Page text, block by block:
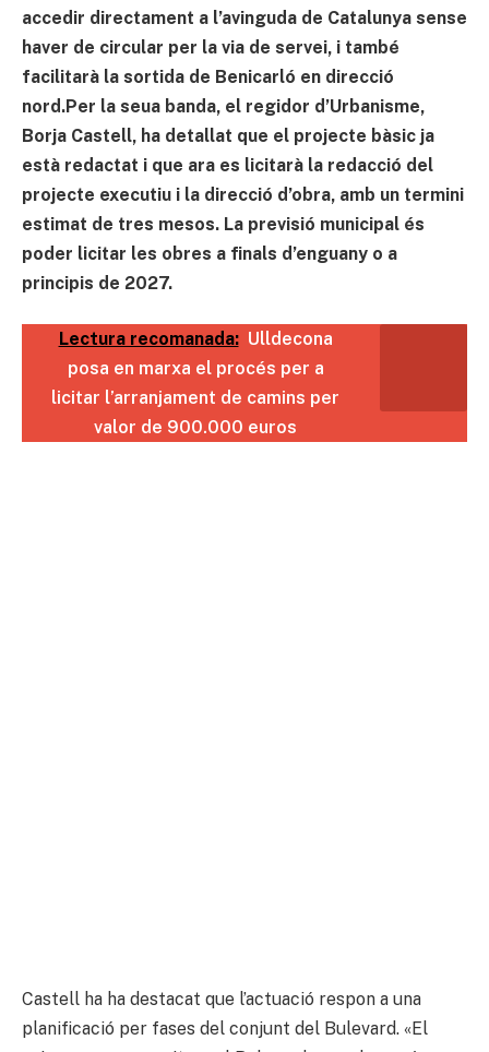
accedir directament a l’avinguda de Catalunya sense
haver de circular per la via de servei, i també
facilitarà la sortida de Benicarló en direcció
nord.Per la seua banda, el regidor d’Urbanisme,
Borja Castell, ha detallat que el projecte bàsic ja
està redactat i que ara es licitarà la redacció del
projecte executiu i la direcció d’obra, amb un termini
estimat de tres mesos. La previsió municipal és
poder licitar les obres a finals d’enguany o a
principis de 2027.
Lectura recomanada: Ulldecona
posa en marxa el procés per a
licitar l’arranjament de camins per
valor de 900.000 euros
Castell ha ha destacat que l’actuació respon a una
planificació per fases del conjunt del Bulevard. «El